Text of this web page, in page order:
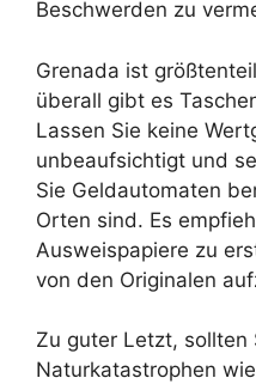
Beschwerden zu
Grenada ist
überall gibt es
Lassen Sie keine
unbeaufsichtigt und
Sie Geldautomaten
Orten sind. Es
Ausweispapiere zu
von den Originalen
Zu guter Letzt, sollten
Naturkatastrophen